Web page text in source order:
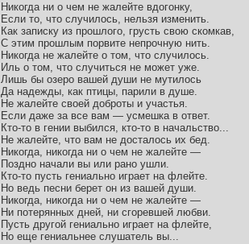
Никогда ни о чем не жалейте вдогонку,
Если то, что случилось, нельзя изменить.
Как записку из прошлого, грусть свою скомкав,
С этим прошлым порвите непрочную нить.
Никогда не жалейте о том, что случилось.
Иль о том, что случиться не может уже.
Лишь бы озеро вашей души не мутилось
Да надежды, как птицы, парили в душе.
Не жалейте своей доброты и участья.
Если даже за все вам — усмешка в ответ.
Кто-то в гении выбился, кто-то в начальство...
Не жалейте, что вам не досталось их бед.
Никогда, никогда ни о чем не жалейте —
Поздно начали вы или рано ушли.
Кто-то пусть гениально играет на флейте.
Но ведь песни берет он из вашей души.
Никогда, никогда ни о чем не жалейте —
Ни потерянных дней, ни сгоревшей любви.
Пусть другой гениально играет на флейте,
Но еще гениальнее слушатель вы...